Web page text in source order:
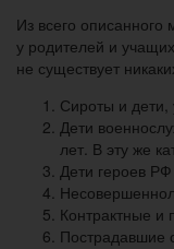
Из всего
у родителей и
не существует
Сироты и дети,
Дети
лет. В эту же
Дети героев
Контрактные
Пострадавшие